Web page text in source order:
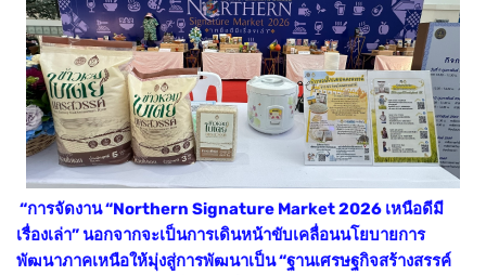
“การจัดงาน “Northern Signature Market 2026 เหนือดีมี
เรื่องเล่า” นอกจากจะเป็นการเดินหน้าขับเคลื่อนนโยบายการ
พัฒนาภาคเหนือให้มุ่งสู่การพัฒนาเป็น “ฐานเศรษฐกิจสร้างสรรค์